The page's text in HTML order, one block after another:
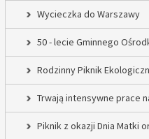
Wycieczka do Warszawy
50 - lecie Gminnego
Rodzinny Piknik
Trwają intensywne prace
Piknik z okazji Dnia Matki